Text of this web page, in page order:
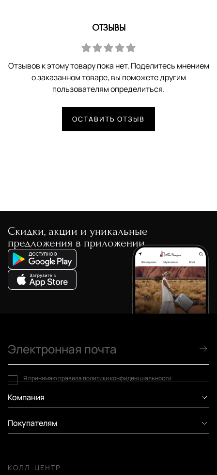
ОТЗЫВЫ
Отзывов к этому товару пока нет. Поделитесь мнением
о заказанном товаре, вы поможете другим
пользователям определиться.
ОСТАВИТЬ ОТЗЫВ
Скидки, акции и уникальные
предложения в приложении
Компания
Покупателям
КОЛЛ-ЦЕНТР
Я принимаю правила политики конфиденциальности